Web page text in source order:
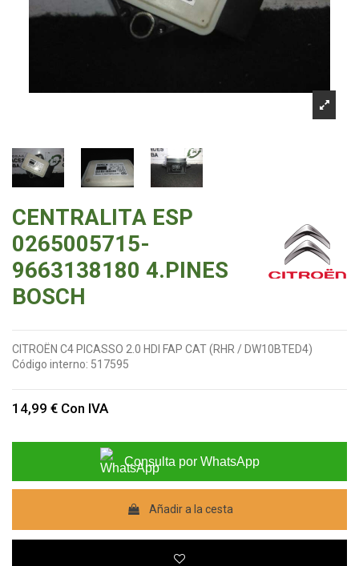
CENTRALITA ESP
0265005715-
9663138180 4.PINES
BOSCH
CITROËN C4 PICASSO 2.0 HDI FAP CAT (RHR / DW10BTED4)
Código interno: 517595
14,99 € Con IVA
Consulta por WhatsApp
Añadir a la cesta